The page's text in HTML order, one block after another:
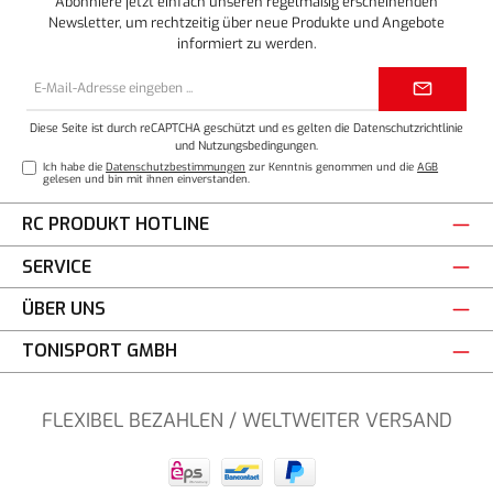
Newsletter, um rechtzeitig über neue Produkte und Angebote
informiert zu werden.
Diese Seite ist durch reCAPTCHA geschützt und es gelten die Datenschutzrichtlinie
und Nutzungsbedingungen.
Ich habe dieDatenschutzbestimmungen zur Kenntnis genommen und dieAGB
gelesen und bin mit ihnen einverstanden.
RC PRODUKT HOTLINE
SERVICE
ÜBER UNS
TONISPORT GMBH
FLEXIBEL BEZAHLEN / WELTWEITER VERSAND